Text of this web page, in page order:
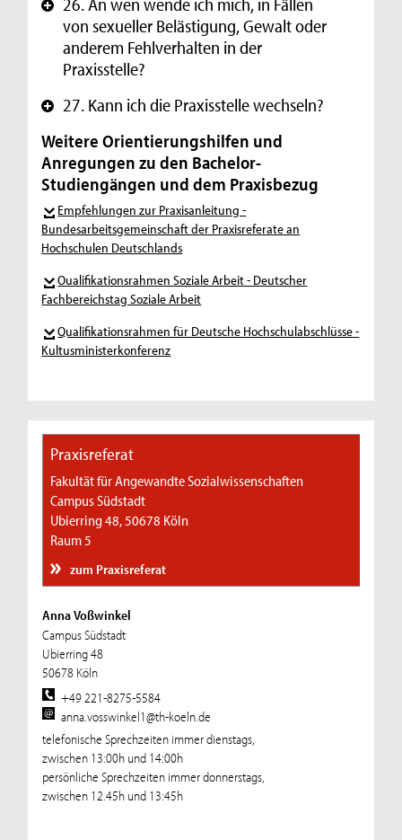
+
von sexueller Belästigung, Gewalt oder
anderem Fehlverhalten in der
Praxisstelle?
+ 27. Kann ich die Praxisstelle wechseln?
Weitere Orientierungshilfen und
Anregungen zu den Bachelor-
Studiengängen und dem Praxisbezug
Empfehlungen zur Praxisanleitung -
Bundesarbeitsgemeinschaft der Praxisreferate an
Hochschulen Deutschlands
Oualifikationsrahmen Soziale Arbeit - Deutscher
Fachbereichstag Soziale Arbeit
Qualifikationsrahmen für Deutsche Hochschulabschlüsse -
Kultusministerkonferenz
Praxisreferat
Fakultät für Angewandte Sozialwissenschaften
Campus Südstadt
Ubierring 48, 50678 Köln
Raum 5
zum Praxisreferat
Anna Voßwinkel
Campus Südstadt
Ubierring 48
50678 Köln
+49 221-8275-5584
anna.vosswinkel1@th-koeln.de
telefonische Sprechzeiten immer dienstags,
zwischen 13:00h und 14:00h
persönliche Sprechzeiten immer donnerstags,
zwischen 12.45h und 13:45h